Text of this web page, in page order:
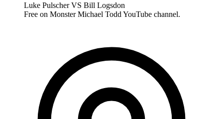
Luke Pulscher VS Bill Logsdon
Free on Monster Michael Todd YouTube channel.